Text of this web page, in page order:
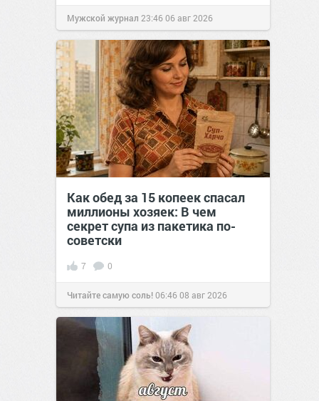
Мужской журнал 23:4606 авг 2026
Как обед за 15 копеек спасал
миллионы хозяек: В чем
секрет супа из пакетика по-
советски
7 0
Читайте самую соль!06:4608 авг 2026